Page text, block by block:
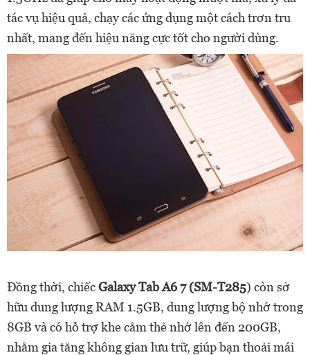
tác vụ hiệu quả, chạy các ứng dụng một cách trơn tru
nhất, mang đến hiệu năng cực tốt cho người dùng.
Đồng thời, chiếcGalaxy Tab A6 7 (SM-T285) còn sở
hữu dung lượng RAM 1.5GB, dung lượng bộ nhớ trong
8GB và có hỗ trợ khe cắm thẻ nhớ lên đến 200GB,
nhằm gia tăng không gian lưu trữ, giúp bạn thoải mái